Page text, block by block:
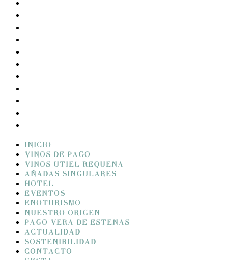
INICIO
VINOS DE PAGO
VINOS UTIEL REQUENA
AÑADAS SINGULARES
HOTEL
EVENTOS
ENOTURISMO
NUESTRO ORIGEN
PAGO VERA DE ESTENAS
ACTUALIDAD
SOSTENIBILIDAD
CONTACTO